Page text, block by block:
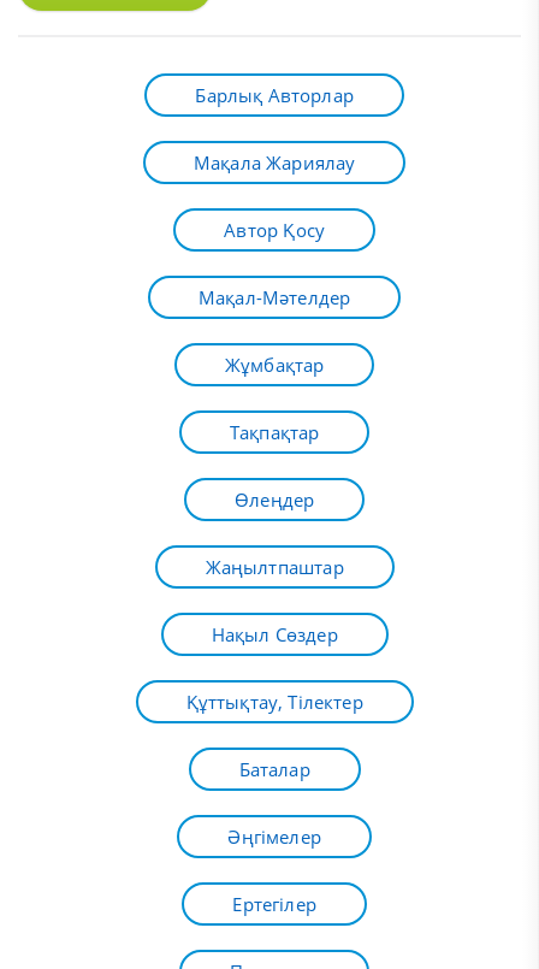
Барлық Авторлар
Мақала Жариялау
Автор Қосу
Мақал-Мәтелдер
Жұмбақтар
Тақпақтар
Өлеңдер
Жаңылтпаштар
Нақыл Сөздер
Құттықтау, Тілектер
Баталар
Әңгімелер
Ертегілер